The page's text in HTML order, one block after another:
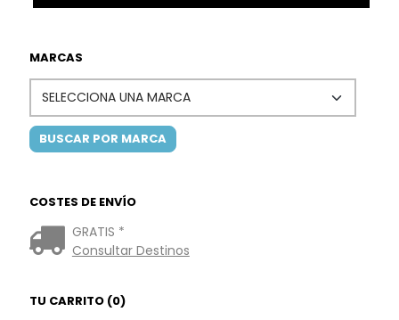
MARCAS
COSTES DE ENVÍO
GRATIS *
Consultar Destinos
TU CARRITO (0)